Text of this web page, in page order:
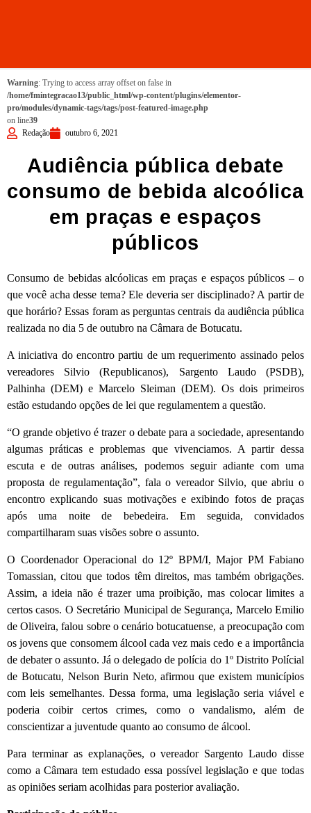
Warning: Trying to access array offset on false in
/home/fmintegracao13/public_html/wp-content/plugins/elementor-
pro/modules/dynamic-tags/tags/post-featured-image.php
on line39
Redação
outubro 6, 2021
Audiência pública debate
consumo de bebida alcoólica
em praças e espaços
públicos
Consumo de bebidas alcóolicas em praças e espaços públicos – o
que você acha desse tema? Ele deveria ser disciplinado? A partir de
que horário? Essas foram as perguntas centrais da audiência pública
realizada no dia 5 de outubro na Câmara de Botucatu.
A iniciativa do encontro partiu de um requerimento assinado pelos
vereadores Silvio (Republicanos), Sargento Laudo (PSDB),
Palhinha (DEM) e Marcelo Sleiman (DEM). Os dois primeiros
estão estudando opções de lei que regulamentem a questão.
“O grande objetivo é trazer o debate para a sociedade, apresentando
algumas práticas e problemas que vivenciamos. A partir dessa
escuta e de outras análises, podemos seguir adiante com uma
proposta de regulamentação”, fala o vereador Silvio, que abriu o
encontro explicando suas motivações e exibindo fotos de praças
após uma noite de bebedeira. Em seguida, convidados
compartilharam suas visões sobre o assunto.
O Coordenador Operacional do 12º BPM/I, Major PM Fabiano
Tomassian, citou que todos têm direitos, mas também obrigações.
Assim, a ideia não é trazer uma proibição, mas colocar limites a
certos casos. O Secretário Municipal de Segurança, Marcelo Emilio
de Oliveira, falou sobre o cenário botucatuense, a preocupação com
os jovens que consomem álcool cada vez mais cedo e a importância
de debater o assunto. Já o delegado de polícia do 1º Distrito Polícial
de Botucatu, Nelson Burin Neto, afirmou que existem municípios
com leis semelhantes. Dessa forma, uma legislação seria viável e
poderia coibir certos crimes, como o vandalismo, além de
conscientizar a juventude quanto ao consumo de álcool.
Para terminar as explanações, o vereador Sargento Laudo disse
como a Câmara tem estudado essa possível legislação e que todas
as opiniões seriam acolhidas para posterior avaliação.